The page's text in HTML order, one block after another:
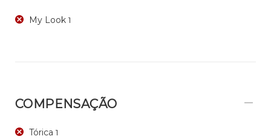
My Look 1
COMPENSAÇÃO
Tórica 1